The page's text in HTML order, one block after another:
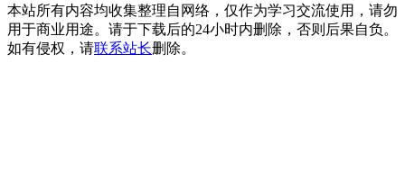
本站所有内容均收集整理自网络，仅作为学习交流使用，请勿
用于商业用途。请于下载后的24小时内删除，否则后果自负。
如有侵权，请联系站长删除。